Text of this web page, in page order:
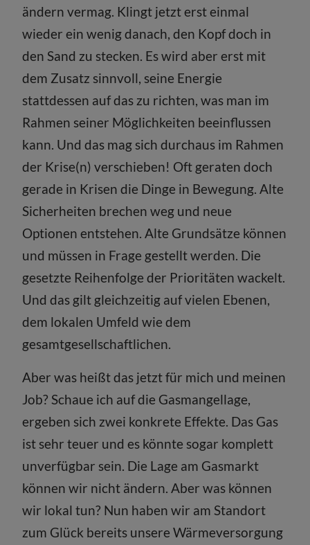
ändern vermag. Klingt jetzt erst einmal
wieder ein wenig danach, den Kopf doch in
den Sand zu stecken. Es wird aber erst mit
dem Zusatz sinnvoll, seine Energie
stattdessen auf das zu richten, was man im
Rahmen seiner Möglichkeiten beeinflussen
kann. Und das mag sich durchaus im Rahmen
der Krise(n) verschieben! Oft geraten doch
gerade in Krisen die Dinge in Bewegung. Alte
Sicherheiten brechen weg und neue
Optionen entstehen. Alte Grundsätze können
und müssen in Frage gestellt werden. Die
gesetzte Reihenfolge der Prioritäten wackelt.
Und das gilt gleichzeitig auf vielen Ebenen,
dem lokalen Umfeld wie dem
gesamtgesellschaftlichen.
Aber was heißt das jetzt für mich und meinen
Job? Schaue ich auf die Gasmangellage,
ergeben sich zwei konkrete Effekte. Das Gas
ist sehr teuer und es könnte sogar komplett
unverfügbar sein. Die Lage am Gasmarkt
können wir nicht ändern. Aber was können
wir lokal tun? Nun haben wir am Standort
zum Glück bereits unsere Wärmeversorgung